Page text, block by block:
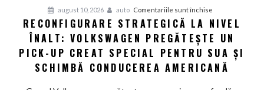
august 10, 2026 auto Comentariile sunt închise
Reconfigurare
strategică
la
nivel
înalt:
Volkswagen
RECONFIGURARE STRATEGICĂ LA NIVEL
ÎNALT: VOLKSWAGEN PREGĂTEȘTE UN
PICK-UP CREAT SPECIAL PENTRU SUA ȘI
SCHIMBĂ CONDUCEREA AMERICANĂ